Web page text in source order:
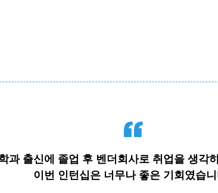
과 출신에 졸업 후 벤더회사로 취업을 생각
이번 인턴십은 너무나 좋은 기회였습